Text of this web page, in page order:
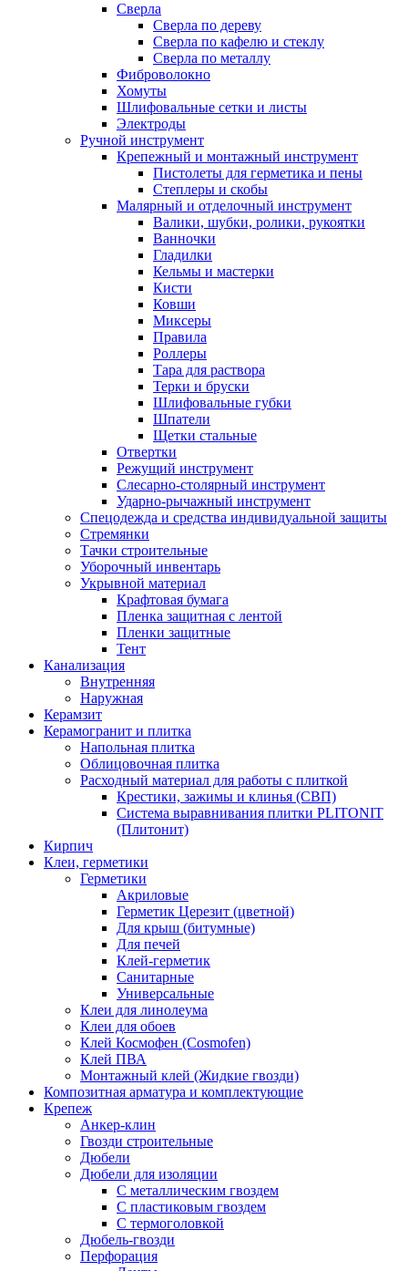
Сверла
Сверла по дереву
Сверла по кафелю и стеклу
Сверла по металлу
Фиброволокно
Хомуты
Шлифовальные сетки и листы
Электроды
Ручной инструмент
Крепежный и монтажный инструмент
Пистолеты для герметика и пены
Степлеры и скобы
Малярный и отделочный инструмент
Валики, шубки, ролики, рукоятки
Ванночки
Гладилки
Кельмы и мастерки
Кисти
Ковши
Миксеры
Правила
Роллеры
Тара для раствора
Терки и бруски
Шлифовальные губки
Шпатели
Щетки стальные
Отвертки
Режущий инструмент
Слесарно-столярный инструмент
Ударно-рычажный инструмент
Спецодежда и средства индивидуальной защиты
Стремянки
Тачки строительные
Уборочный инвентарь
Укрывной материал
Крафтовая бумага
Пленка защитная с лентой
Пленки защитные
Тент
Канализация
Внутренняя
Наружная
Керамзит
Керамогранит и плитка
Напольная плитка
Облицовочная плитка
Расходный материал для работы с плиткой
Крестики, зажимы и клинья (СВП)
Система выравнивания плитки PLITONIT
(Плитонит)
Кирпич
Клеи, герметики
Герметики
Акриловые
Герметик Церезит (цветной)
Для крыш (битумные)
Для печей
Клей-герметик
Санитарные
Универсальные
Клеи для линолеума
Клеи для обоев
Клей Космофен (Cosmofen)
Клей ПВА
Монтажный клей (Жидкие гвозди)
Композитная арматура и комплектующие
Крепеж
Анкер-клин
Гвозди строительные
Дюбели
Дюбели для изоляции
С металлическим гвоздем
С пластиковым гвоздем
С термоголовкой
Дюбель-гвозди
Перфорация